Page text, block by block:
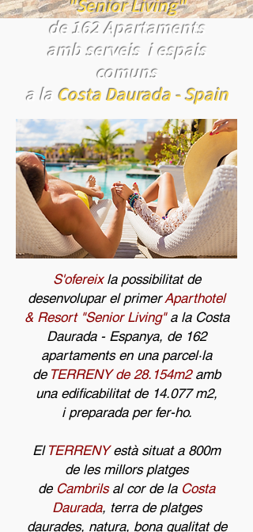
"Senior Living"
de 162 Apartaments
amb serveis i espais
comuns
a la Costa Daurada - Spain
S'ofereixla possibilitat de
desenvolupar el primerAparthotel
& Resort "Senior Living" a la Costa
Daurada - Espanya, de 162
apartaments en una parcel·la
de TERRENY de 28.154m2 amb
una edificabilitat de 14.077 m2,
i preparada per fer-ho.
El TERRENYestà situat a 800m
de les millors platges
de Cambrils al cor de la Costa
Daurada, terra de platges
daurades, natura, bona qualitat de